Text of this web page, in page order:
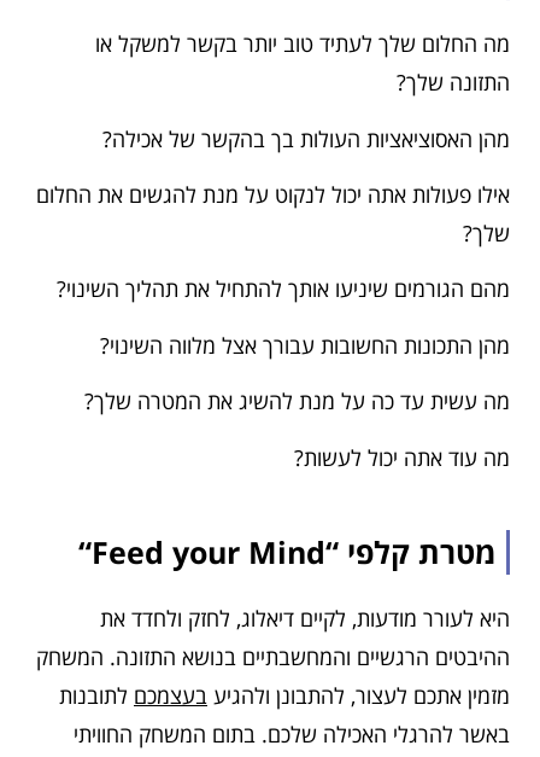
מה החלום שלך לעתיד טוב יותר בקשר למשקל או
התזונה שלך?
מהן האסוציאציות העולות בך בהקשר של אכילה?
אילו פעולות אתה יכול לנקוט על מנת להגשים את החלום
שלך?
מהם הגורמים שיניעו אותך להתחיל את תהליך השינוי?
מהן התכונות החשובות עבורך אצל מלווה השינוי?
מה עשית עד כה על מנת להשיג את המטרה שלך?
מה עוד אתה יכול לעשות?
מטרת קלפי “Feed your Mind“
היא לעורר מודעות, לקיים דיאלוג, לחזק ולחדד את
ההיבטים הרגשיים והמחשבתיים בנושא התזונה. המשחק
מזמין אתכם לעצור, להתבונן ולהגיע בעצמכם לתובנות
באשר להרגלי האכילה שלכם. בתום המשחק החוויתי